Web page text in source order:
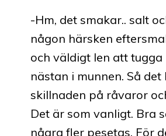
-Hm, det smakar.. salt
någon härsken
och väldigt len att tugga
nästan i munnen. Så
skillnaden på råvaror
Det är som vanligt. Bra
några fler pesetas. För